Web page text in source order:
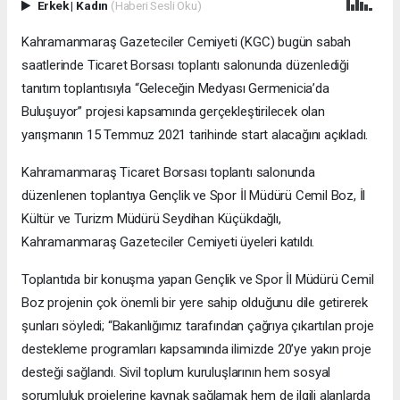
Erkek| Kadın (Haberi Sesli Oku)
Kahramanmaraş Gazeteciler Cemiyeti (KGC) bugün sabah
saatlerinde Ticaret Borsası toplantı salonunda düzenlediği
tanıtım toplantısıyla “Geleceğin Medyası Germenicia’da
Buluşuyor” projesi kapsamında gerçekleştirilecek olan
yarışmanın 15 Temmuz 2021 tarihinde start alacağını açıkladı.
Kahramanmaraş Ticaret Borsası toplantı salonunda
düzenlenen toplantıya Gençlik ve Spor İl Müdürü Cemil Boz, İl
Kültür ve Turizm Müdürü Seydihan Küçükdağlı,
Kahramanmaraş Gazeteciler Cemiyeti üyeleri katıldı.
Toplantıda bir konuşma yapan Gençlik ve Spor İl Müdürü Cemil
Boz projenin çok önemli bir yere sahip olduğunu dile getirerek
şunları söyledi; “Bakanlığımız tarafından çağrıya çıkartılan proje
destekleme programları kapsamında ilimizde 20’ye yakın proje
desteği sağlandı. Sivil toplum kuruluşlarının hem sosyal
sorumluluk projelerine kaynak sağlamak hem de ilgili alanlarda